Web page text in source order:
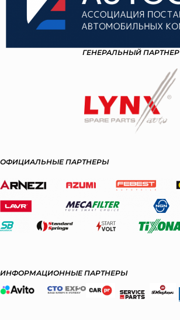
ГЕНЕРАЛЬНЫЙ ПАРТНЕР
ОФИЦИАЛЬНЫЕ ПАРТНЕРЫ
ИНФОРМАЦИОННЫЕ ПАРТНЕРЫ